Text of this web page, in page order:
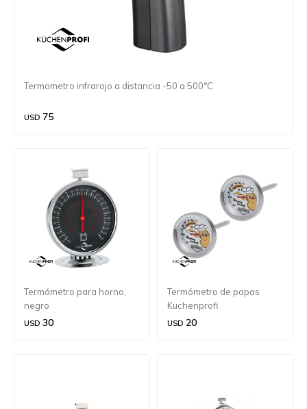
Termometro infrarojo a distancia -50 a 500°C
USD 75
Termómetro para horno,
negro
USD 30
Termómetro de papas
Kuchenprofi
USD 20